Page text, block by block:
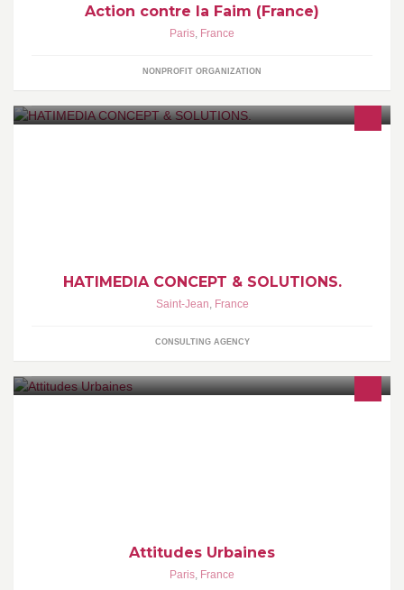
Action contre la Faim (France)
Paris, France
NONPROFIT ORGANIZATION
HATIMEDIA CONCEPT & SOLUTIONS.
Saint-Jean, France
CONSULTING AGENCY
Attitudes Urbaines
Paris, France